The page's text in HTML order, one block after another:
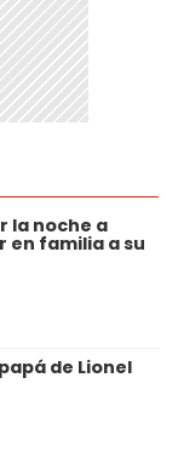
la noche a
en familia a su
de Lionel